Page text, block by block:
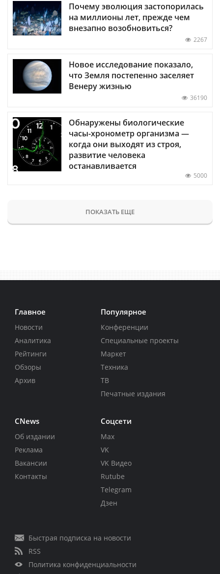
Почему эволюция застопорилась
на миллионы лет, прежде чем
внезапно возобновиться?
2267
Новое исследование показало,
что Земля постепенно заселяет
Венеру жизнью
36190
Обнаружены биологические
часы-хронометр организма —
когда они выходят из строя,
развитие человека
останавливается
5000
ПОКАЗАТЬ ЕЩЕ
Главное
Новости
Аналитика
Рейтинги
Обзоры
Архив
Популярное
Конференции
Специальные проекты
Маркет
Техника
ТВ
Печатные издания
CNews
Об издании
Реклама
Вакансии
Контакты
Соцсети
Max
VK
VK Видео
Rutube
Telegram
Дзен
Быстрая подписка на новости
RSS
Политика конфиденциальности